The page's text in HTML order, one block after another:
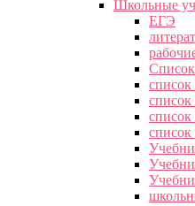
Школьные
ЕГЭ
список
список
список
список